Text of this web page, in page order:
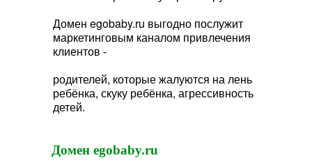
Домен egobaby.ru выгодно послужит
маркетинговым каналом привлечения
клиентов -
родителей, которые жалуются на лень
ребёнка, скуку ребёнка, агрессивность
детей.
Домен egobaby.ru